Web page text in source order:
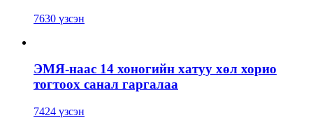
7630 үзсэн
ЭМЯ-наас 14 хоногийн хатуу хөл хорио
тогтоох санал гаргалаа
7424 үзсэн